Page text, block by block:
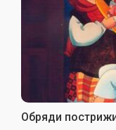
Обряди